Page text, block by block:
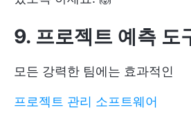
9. 프로젝트 예측 도
모든 강력한 팀에는 효과적인
프로젝트 관리 소프트웨어